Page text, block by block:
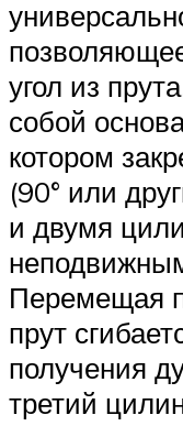
угол из
собой
котором
(90° или
и двумя
Перемещая
прут
получения
третий